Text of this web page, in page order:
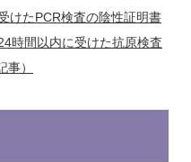
たPCR検査の陰性証明書
時間以内に受けた抗原検査
）